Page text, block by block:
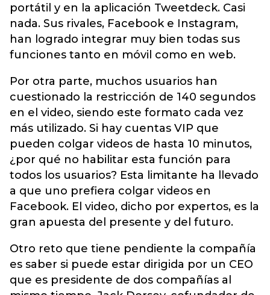
portátil y en la aplicación Tweetdeck. Casi
nada. Sus rivales, Facebook e Instagram,
han logrado integrar muy bien todas sus
funciones tanto en móvil como en web.
Por otra parte, muchos usuarios han
cuestionado la restricción de 140 segundos
en el video, siendo este formato cada vez
más utilizado. Si hay cuentas VIP que
pueden colgar videos de hasta 10 minutos,
¿por qué no habilitar esta función para
todos los usuarios? Esta limitante ha llevado
a que uno prefiera colgar videos en
Facebook. El video, dicho por expertos, es la
gran apuesta del presente y del futuro.
Otro reto que tiene pendiente la compañía
es saber si puede estar dirigida por un CEO
que es presidente de dos compañías al